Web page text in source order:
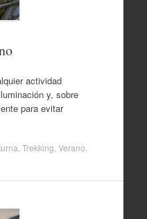
actividad
y, sobre
para evitar
Trekking Verano